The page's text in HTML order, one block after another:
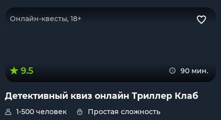
Онлайн-квесты, 18+
9.5 90 мин.
Детективный квиз онлайн Триллер Клаб
1-500 человек Простая сложность